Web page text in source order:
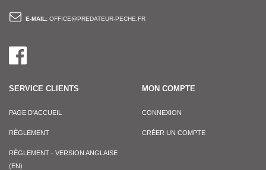
E-MAIL: OFFICE@PREDATEUR-PECHE.FR
SERVICE CLIENTS
PAGE D'ACCUEIL
RÈGLEMENT
RÈGLEMENT - VERSION ANGLAISE
(EN)
MON COMPTE
CONNEXION
CRÉER UN COMPTE